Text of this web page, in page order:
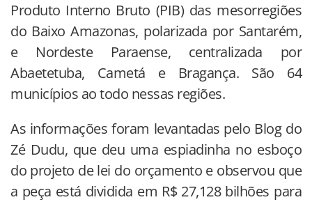
Produto Interno Bruto (PIB) das mesorregiões
do Baixo Amazonas, polarizada por Santarém,
e Nordeste Paraense, centralizada por
Abaetetuba, Cametá e Bragança. São 64
municípios ao todo nessas regiões.
As informações foram levantadas pelo Blog do
Zé Dudu, que deu uma espiadinha no esboço
do projeto de lei do orçamento e observou que
a peça está dividida em R$ 27,128 bilhões para